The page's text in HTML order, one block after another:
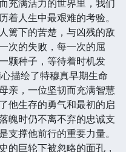
充满活力的世界里，我们
人生中最艰难的考验。
篱下的苦楚，与凶残的敌
次的失败，每一次的屈
颗种子，等待着时机发
描绘了特穆真早期生命
亲，一位坚韧而充满智慧
他生存的勇气和最初的启
魄时仍不离不弃的忠诚支
支撑他前行的重要力量。
的巨轮下被忽略的面孔，